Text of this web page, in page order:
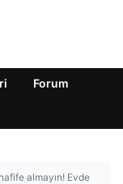
Forum
almayın! Evde